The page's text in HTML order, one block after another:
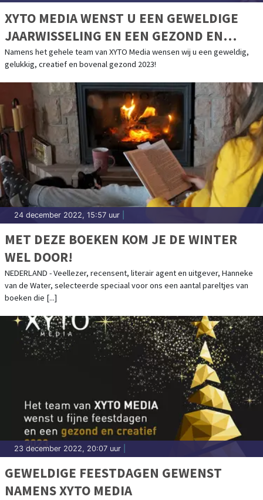
XYTO MEDIA WENST U EEN GEWELDIGE
JAARWISSELING EN EEN GEZOND EN
CREATIEF 2023
Namens het gehele team van XYTO Media wensen wij u een geweldig,
gelukkig, creatief en bovenal gezond 2023!
24 december 2022, 15:57 uur
MET DEZE BOEKEN KOM JE DE WINTER
WEL DOOR!
NEDERLAND - Veellezer, recensent, literair agent en uitgever, Hanneke
van de Water, selecteerde speciaal voor ons een aantal pareltjes van
boeken die [...]
23 december 2022, 20:07 uur
GEWELDIGE FEESTDAGEN GEWENST
NAMENS XYTO MEDIA